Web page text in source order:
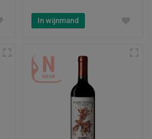
In wijnmand